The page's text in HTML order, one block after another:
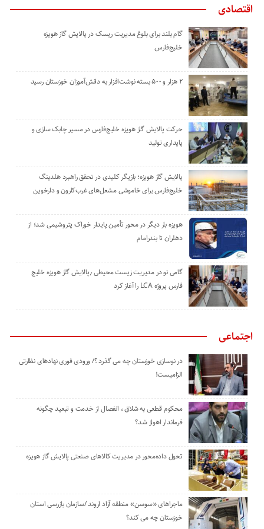
اقتصادی
گام بلند برای بلوغ مدیریت ریسک در پالایش گاز هویزه
خلیج‌فارس
۲ هزار و ۵۰۰ بسته نوشت‌افزار به دانش‌آموزان خوزستان رسید
حرکت پالایش گاز هویزه خلیج‌فارس در مسیر چابک سازی و
پایداری تولید
پالایش گاز هویزه؛ بازیگر کلیدی در تحقق راهبرد هلدینگ
خلیج‌فارس برای خاموشی مشعل‌های غرب‌کارون و دارخوین
هویزه بار دیگر در محور تأمین پایدار خوراک پتروشیمی شد؛ از
دهلران تا بندرامام
گامی نو در مدیریت زیست ‌محیطی ٫پالایش گاز هویزه خلیج
‌فارس پروژه LCA را آغاز کرد
اجتماعی
در نوسازی خوزستان چه می گذرد ؟/ ورودی فوری نهادهای نظارتی
الزامیست!
محکوم قطعی به شلاق ، انفصال از خدمت و تبعید چگونه
فرماندار اهواز شد؟
تحول داده‌محور در مدیریت کالاهای صنعتی پالایش گاز هویزه
ماجراهای «سوسن» منطقه آزاد اروند /سازمان بازرسی استان
خوزستان چه می کند؟